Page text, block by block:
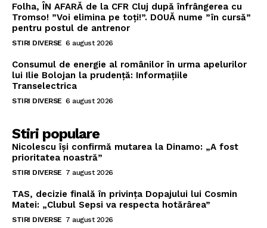
Folha, ÎN AFARĂ de la CFR Cluj după înfrângerea cu
Tromso! ”Voi elimina pe toți!”. DOUĂ nume ”în cursă”
pentru postul de antrenor
STIRI DIVERSE 6 august 2026
Consumul de energie al românilor în urma apelurilor
lui Ilie Bolojan la prudență: Informațiile
Transelectrica
STIRI DIVERSE 6 august 2026
Stiri populare
Nicolescu își confirmă mutarea la Dinamo: „A fost
prioritatea noastră”
STIRI DIVERSE 7 august 2026
TAS, decizie finală în privința Dopajului lui Cosmin
Matei: „Clubul Sepsi va respecta hotărârea”
STIRI DIVERSE 7 august 2026